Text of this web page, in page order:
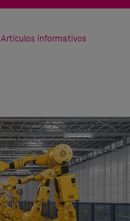
Artículos informativos